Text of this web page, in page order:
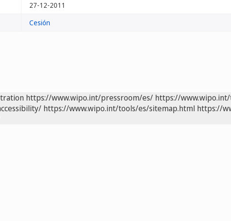
27-12-2011
Cesión
https://www.wipo.int/pressroom/es/ https://
https://www.wipo.int/tools/es/sitemap.html https://